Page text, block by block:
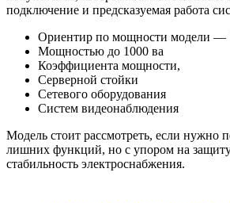
подключение и предсказуемая работа
Ориентир по мощности модели —
Мощностью до 1000 ва
Коэффициента мощности,
Серверной стойки
Сетевого оборудования
Систем видеонаблюдения
Модель стоит рассмотреть, если нужно
лишних функций, но с упором на
стабильность электроснабжения.